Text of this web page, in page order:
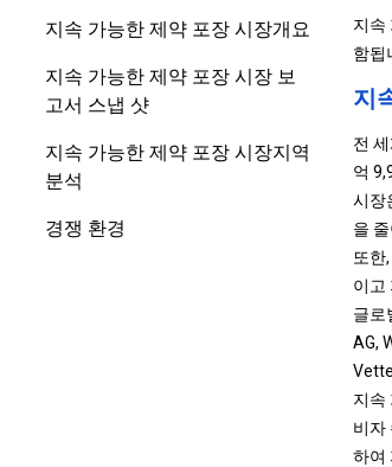
지속 가능한 제약 포장 시장개요
지속 가능한 제약 포장 시장 보
고서 스냅 샷
지속 가능한 제약 포장 시장지역
분석
경쟁 환경
지속
함됩
지
전
억
시장
을
또한
이고
글로
AG,
지속
비자
하여